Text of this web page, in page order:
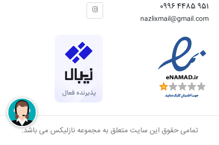
951 4485 0996
nazlixmail@gmail.com
تمامی حقوق این سایت متعلق به مجموعه نازلیکس می باشد.